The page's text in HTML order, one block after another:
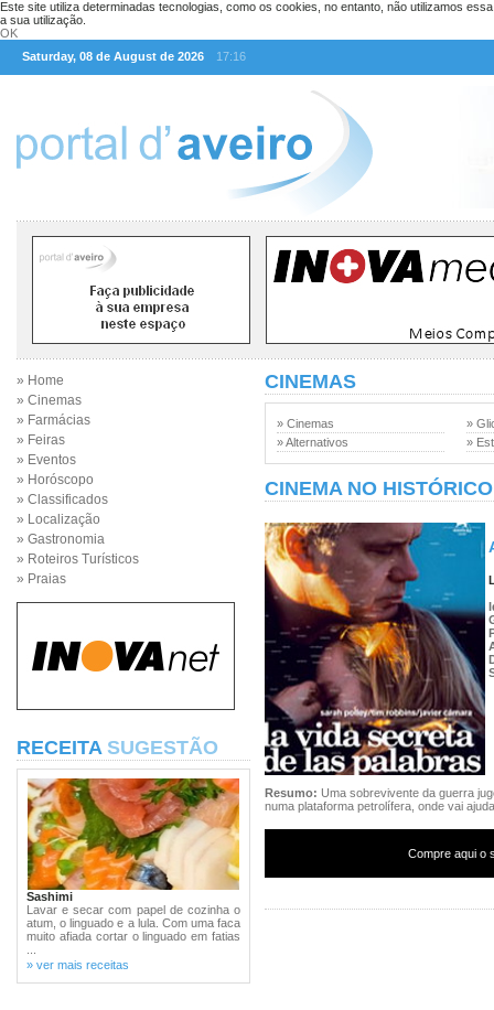
Este site utiliza determinadas tecnologias, como os cookies, no entanto, não utilizamos
a sua utilização.
OK
Saturday, 08 de August de 2026
17:16
» Home
» Cinemas
» Farmácias
» Feiras
» Eventos
» Horóscopo
» Classificados
» Localização
» Gastronomia
» Roteiros Turísticos
» Praias
RECEITA SUGESTÃO
Sashimi
Lavar e secar com papel de cozinha o
atum, o linguado e a lula. Com uma faca
muito afiada cortar o linguado em fatias
» ver mais receitas
CINEMAS
» Cinemas
» Alternativos
»
»
CINEMA NO HISTÓRICO
Resumo: Uma sobrevivente da guerra
numa plataforma petrolífera, onde vai
Compre aqui o